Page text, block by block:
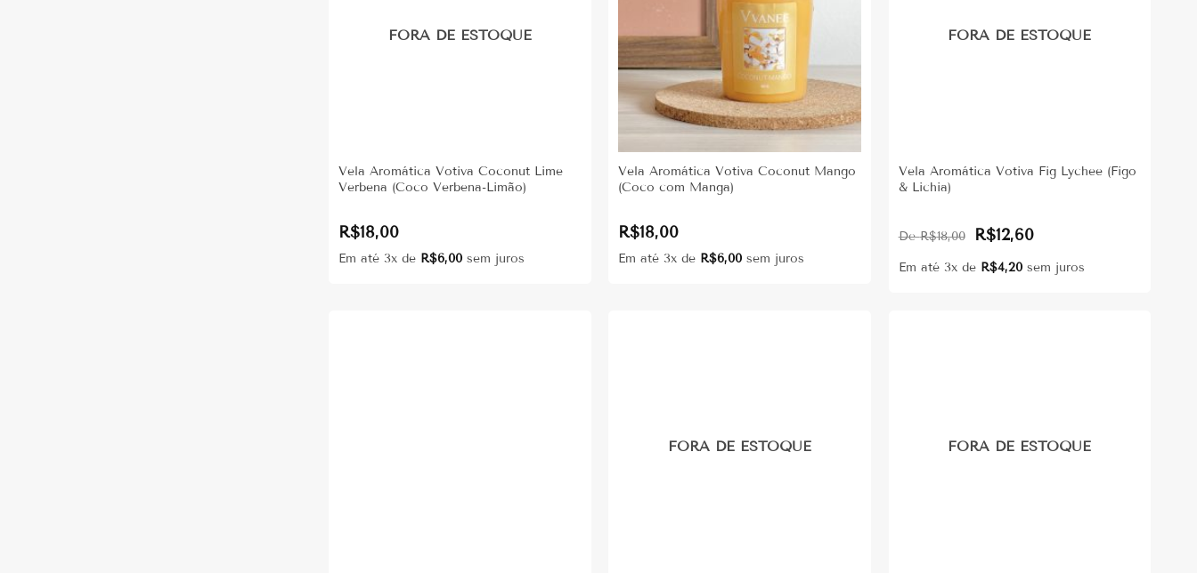
FORA DE ESTOQUE
Vela Aromática Votiva Coconut Lime
Verbena (Coco Verbena-Limão)
R$18,00
Em até 3x de R$6,00 sem juros
Vela Aromática Votiva Coconut Mango
(Coco com Manga)
R$18,00
Em até 3x de R$6,00 sem juros
FORA DE ESTOQUE
Vela Aromática Votiva Fig Lychee (Figo
& Lichia)
R$18,00
Original
price
R$18,00.
R$12,60Current
price
R$12,60.
Em até 3x de R$4,20sem juros
FORA DE ESTOQUE FORA DE ESTOQUE